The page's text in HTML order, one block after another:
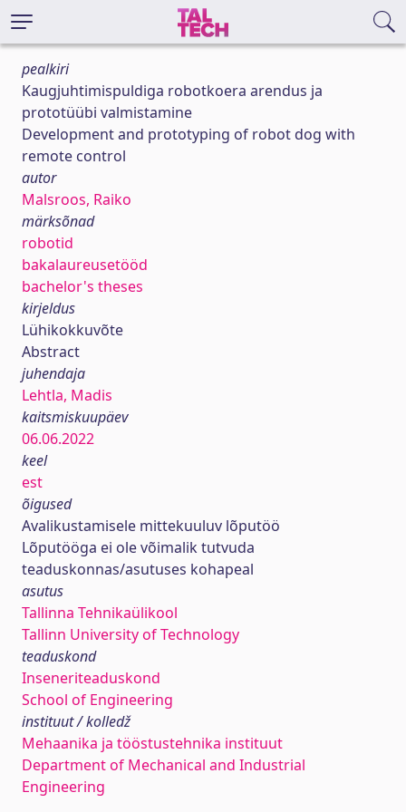
pealkiri
Kaugjuhtimispuldiga robotkoera arendus ja
prototüübi valmistamine
Development and prototyping of robot dog with
remote control
autor
Malsroos, Raiko
märksõnad
robotid
bakalaureusetööd
bachelor's theses
kirjeldus
Lühikokkuvõte
Abstract
juhendaja
Lehtla, Madis
kaitsmiskuupäev
06.06.2022
keel
est
õigused
Avalikustamisele mittekuuluv lõputöö
Lõputööga ei ole võimalik tutvuda
teaduskonnas/asutuses kohapeal
asutus
Tallinna Tehnikaülikool
Tallinn University of Technology
teaduskond
Inseneriteaduskond
School of Engineering
instituut / kolledž
Mehaanika ja tööstustehnika instituut
Department of Mechanical and Industrial
Engineering